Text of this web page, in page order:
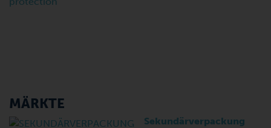
MÄRKTE
Sekundärverpackung